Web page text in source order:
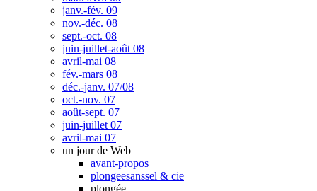
janv.-fév. 09
nov.-déc. 08
sept.-oct. 08
juin-juillet-août 08
avril-mai 08
fév.-mars 08
déc.-janv. 07/08
oct.-nov. 07
août-sept. 07
juin-juillet 07
avril-mai 07
un jour de Web
avant-propos
plongeesanssel & cie
plongée